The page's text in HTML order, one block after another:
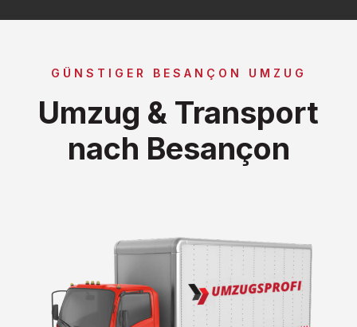
GÜNSTIGER BESANÇON UMZUG
Umzug & Transport
nach Besançon